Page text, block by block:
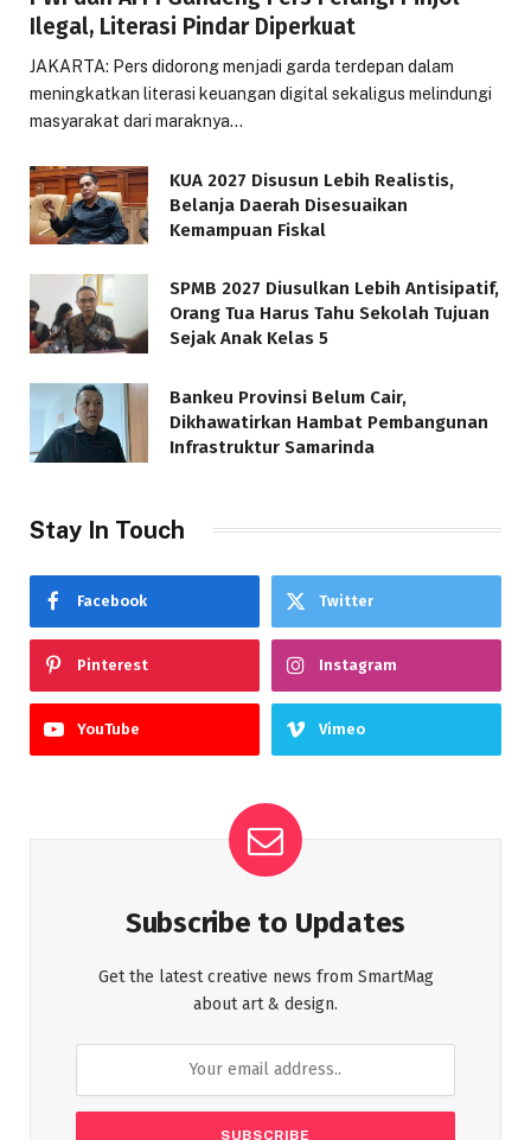
Ilegal, Literasi Pindar Diperkuat
JAKARTA: Pers didorong menjadi garda terdepan dalam
meningkatkan literasi keuangan digital sekaligus melindungi
masyarakat dari maraknya…
KUA 2027 Disusun Lebih Realistis,
Belanja Daerah Disesuaikan
Kemampuan Fiskal
SPMB 2027 Diusulkan Lebih Antisipatif,
Orang Tua Harus Tahu Sekolah Tujuan
Sejak Anak Kelas 5
Bankeu Provinsi Belum Cair,
Dikhawatirkan Hambat Pembangunan
Infrastruktur Samarinda
Stay In Touch
Facebook Twitter
Pinterest Instagram
YouTube Vimeo
Subscribe to Updates
Get the latest creative news from SmartMag
about art & design.